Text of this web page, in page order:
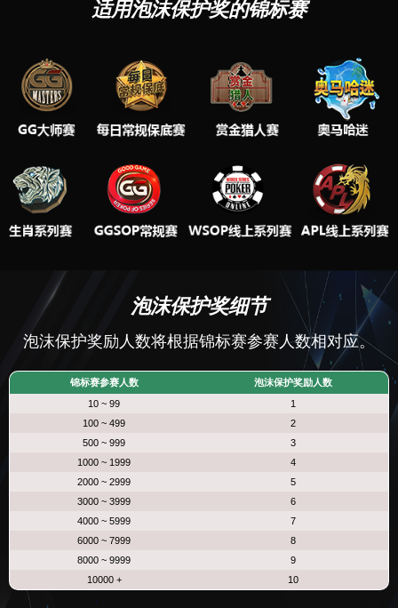
适用泡沫保护奖的锦标赛
泡沫保护奖细节
泡沫保护奖励人数将根据锦标赛参赛人数相对应。
锦标赛参赛人数
泡沫保护奖励人数
10 ~ 99
1
100 ~ 499
2
500 ~ 999
3
1000 ~ 1999
4
2000 ~ 2999
5
3000 ~ 3999
6
4000 ~ 5999
7
6000 ~ 7999
8
8000 ~ 9999
9
10000 +
10